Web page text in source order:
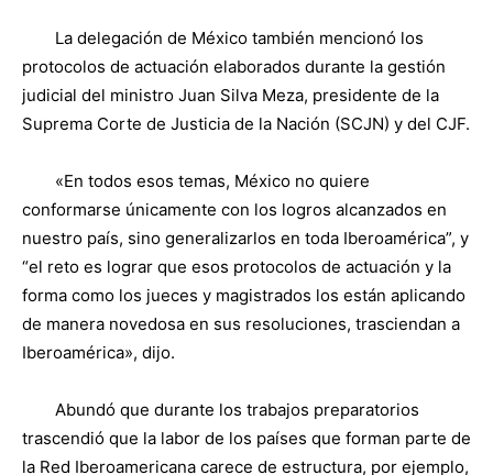
La delegación de México también mencionó los
protocolos de actuación elaborados durante la gestión
judicial del ministro Juan Silva Meza, presidente de la
Suprema Corte de Justicia de la Nación (SCJN) y del CJF.
«En todos esos temas, México no quiere
conformarse únicamente con los logros alcanzados en
nuestro país, sino generalizarlos en toda Iberoamérica”, y
“el reto es lograr que esos protocolos de actuación y la
forma como los jueces y magistrados los están aplicando
de manera novedosa en sus resoluciones, trasciendan a
Iberoamérica», dijo.
Abundó que durante los trabajos preparatorios
trascendió que la labor de los países que forman parte de
la Red Iberoamericana carece de estructura, por ejemplo,